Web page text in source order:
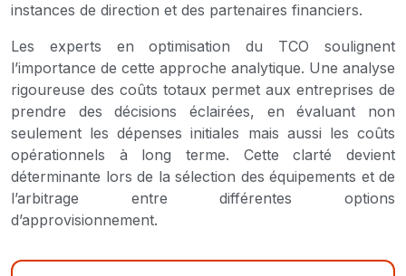
instances de direction et des partenaires financiers.
Les experts en optimisation du TCO soulignent
l’importance de cette approche analytique. Une analyse
rigoureuse des coûts totaux permet aux entreprises de
prendre des décisions éclairées, en évaluant non
seulement les dépenses initiales mais aussi les coûts
opérationnels à long terme. Cette clarté devient
déterminante lors de la sélection des équipements et de
l’arbitrage entre différentes options
d’approvisionnement.